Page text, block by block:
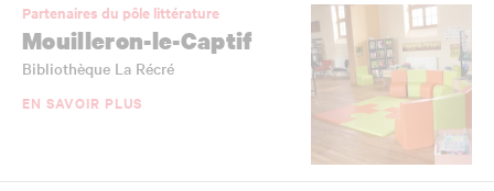
Partenaires du pôle littérature
Mouilleron-le-Captif
Bibliothèque La Récré
EN SAVOIR PLUS